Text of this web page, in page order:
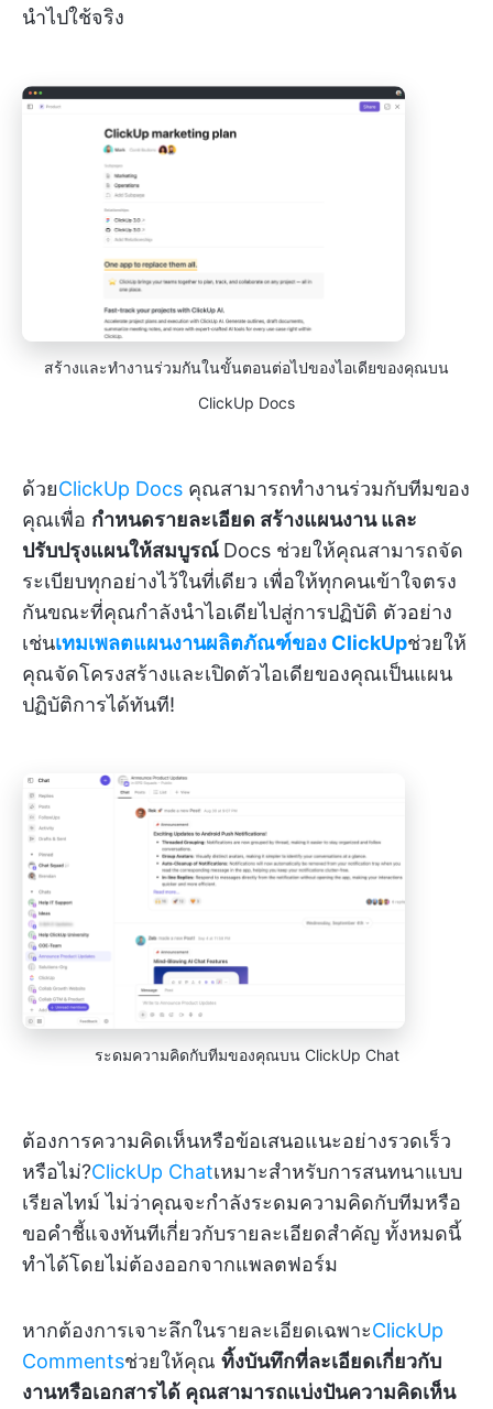
นำไปใช้จริง
สร้างและทำงานร่วมกันในขั้นตอนต่อไปของไอเดียของคุณบน
ClickUp Docs
ด้วยClickUp Docs คุณสามารถทำงานร่วมกับทีมของ
คุณเพื่อ กำหนดรายละเอียด สร้างแผนงาน และ
ปรับปรุงแผนให้สมบูรณ์ Docs ช่วยให้คุณสามารถจัด
ระเบียบทุกอย่างไว้ในที่เดียว เพื่อให้ทุกคนเข้าใจตรง
กันขณะที่คุณกำลังนำไอเดียไปสู่การปฏิบัติ ตัวอย่าง
เช่นเทมเพลตแผนงานผลิตภัณฑ์ของ ClickUpช่วยให้
คุณจัดโครงสร้างและเปิดตัวไอเดียของคุณเป็นแผน
ปฏิบัติการได้ทันที!
ระดมความคิดกับทีมของคุณบน ClickUp Chat
ต้องการความคิดเห็นหรือข้อเสนอแนะอย่างรวดเร็ว
หรือไม่?ClickUp Chatเหมาะสำหรับการสนทนาแบบ
เรียลไทม์ ไม่ว่าคุณจะกำลังระดมความคิดกับทีมหรือ
ขอคำชี้แจงทันทีเกี่ยวกับรายละเอียดสำคัญ ทั้งหมดนี้
ทำได้โดยไม่ต้องออกจากแพลตฟอร์ม
หากต้องการเจาะลึกในรายละเอียดเฉพาะClickUp
Commentsช่วยให้คุณ ทิ้งบันทึกที่ละเอียดเกี่ยวกับ
งานหรือเอกสารได้ คุณสามารถแบ่งปันความคิดเห็น